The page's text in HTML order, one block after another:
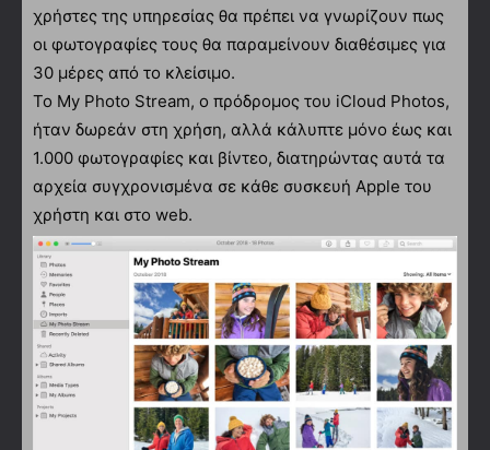
χρήστες της υπηρεσίας θα πρέπει να γνωρίζουν πως
οι φωτογραφίες τους θα παραμείνουν διαθέσιμες για
30 μέρες από το κλείσιμο.
Το My Photo Stream, ο πρόδρομος του iCloud Photos,
ήταν δωρεάν στη χρήση, αλλά κάλυπτε μόνο έως και
1.000 φωτογραφίες και βίντεο, διατηρώντας αυτά τα
αρχεία συγχρονισμένα σε κάθε συσκευή Apple του
χρήστη και στο web.